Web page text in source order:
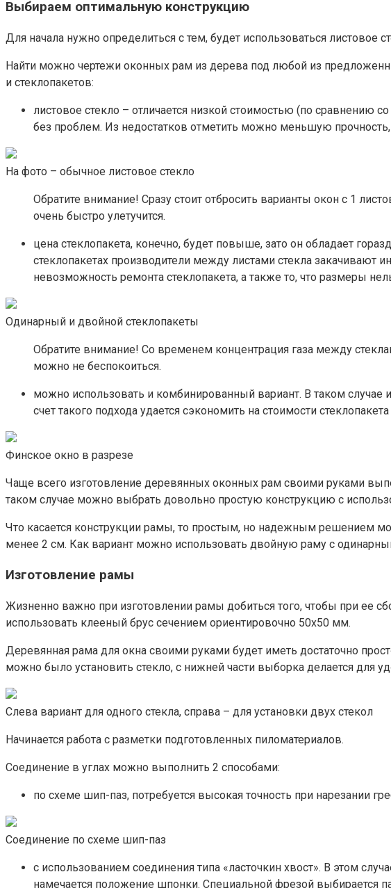
Выбираем оптимальную конструкцию
Для начала нужно определиться с тем, будет использоваться листовое
Найти можно чертежи оконных рам из дерева под любой из
и стеклопакетов:
листовое стекло – отличается низкой стоимостью (по сравнению
без проблем. Из недостатков отметить можно меньшую
На фото – обычное листовое стекло
Обратите внимание! Сразу стоит отбросить варианты окон с 1
очень быстро улетучится.
цена стеклопакета, конечно, будет повыше, зато он обладает
стеклопакетах производители между листами стекла
невозможность ремонта стеклопакета, а также то, что размеры
Одинарный и двойной стеклопакеты
Обратите внимание! Со временем концентрация газа между
можно не беспокоиться.
можно использовать и комбинированный вариант. В таком случае
счет такого подхода удается сэкономить на стоимости
Финское окно в разрезе
Чаще всего изготовление деревянных оконных рам своими руками
таком случае можно выбрать довольно простую конструкцию с
Что касается конструкции рамы, то простым, но надежным решением
менее 2 см. Как вариант можно использовать двойную раму с
Изготовление рамы
Жизненно важно при изготовлении рамы добиться того, чтобы при ее
использовать клееный брус сечением ориентировочно 50х50 мм.
Деревянная рама для окна своими руками будет иметь достаточно
можно было установить стекло, с нижней части выборка делается для
Слева вариант для одного стекла, справа – для установки двух стекол
Начинается работа с разметки подготовленных пиломатериалов.
Соединение в углах можно выполнить 2 способами:
по схеме шип-паз, потребуется высокая точность при нарезании
Соединение по схеме шип-паз
с использованием соединения типа «ласточкин хвост». В этом
намечается положение шпонки. Специальной фрезой выбирается